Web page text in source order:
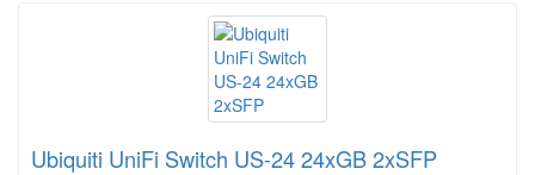
Ubiquiti UniFi Switch US-24 24xGB 2xSFP